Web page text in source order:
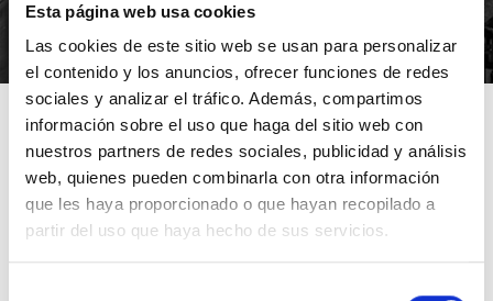
Esta página web usa cookies
Las cookies de este sitio web se usan para personalizar
el contenido y los anuncios, ofrecer funciones de redes
sociales y analizar el tráfico. Además, compartimos
información sobre el uso que haga del sitio web con
nuestros partners de redes sociales, publicidad y análisis
web, quienes pueden combinarla con otra información
que les haya proporcionado o que hayan recopilado a
partir del uso que haya hecho de sus servicios.
*Suscribiéndote aceptas nuestra política de privacidad